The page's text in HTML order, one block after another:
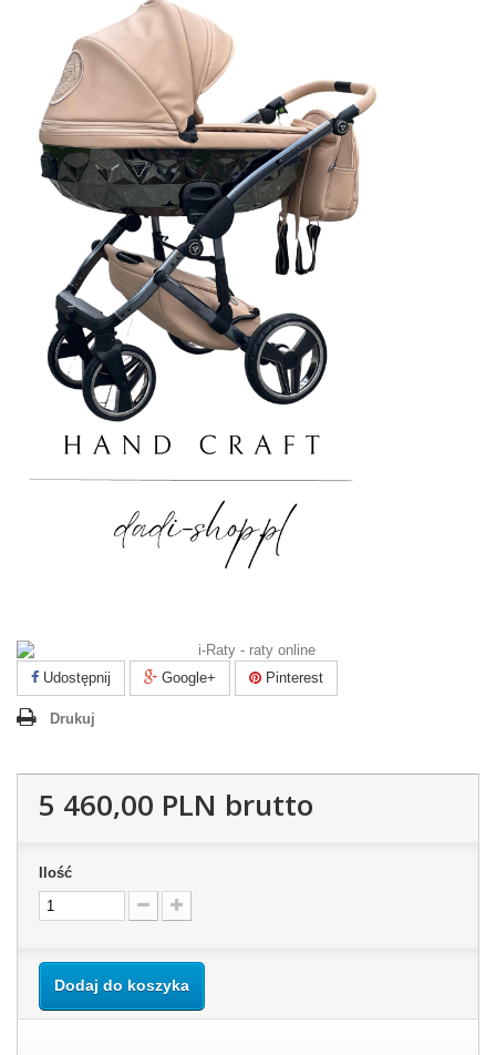
Udostępnij Google+ Pinterest
Drukuj
5 460,00 PLN brutto
Ilość
Dodaj do koszyka